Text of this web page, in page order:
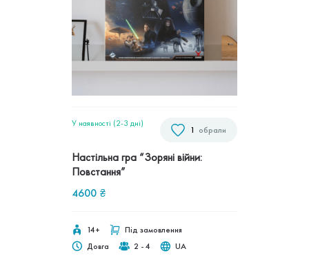
обрали
1
У наявності (2-3 дні)
Настільна гра “Зоряні війни:
Повстання”
4600 ₴
14+
Під замовлення
Довга
2 - 4 UA